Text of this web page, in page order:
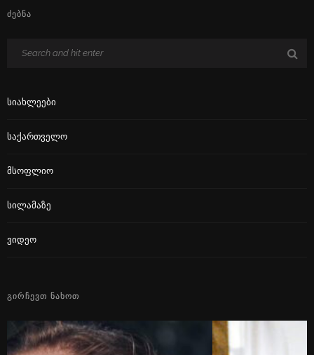
ᲫᲔᲑᲜᲐ
Სიახლეები
Საქართველო
Მსოფლიო
Სილამაზე
Ვიდეო
ᲒᲘᲠᲩᲔᲕᲗ ᲜᲐᲮᲝᲗ